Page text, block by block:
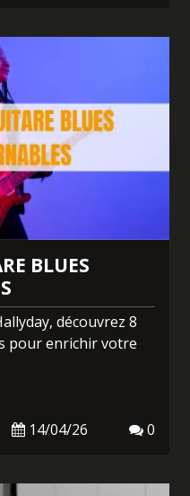
BLUES
découvrez 8
pour enrichir votre
14/04/26 0